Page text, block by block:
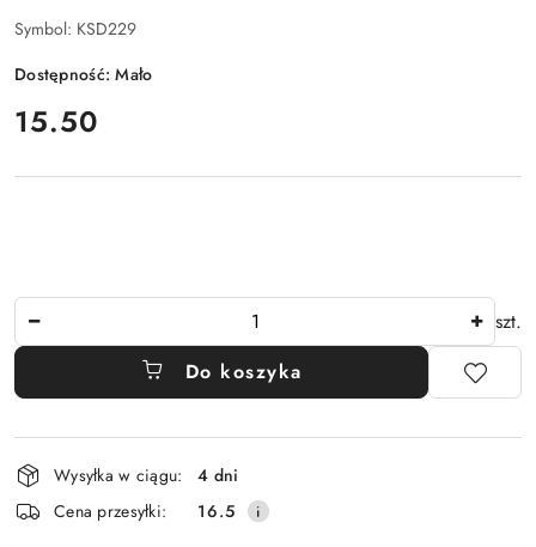
Symbol: KSD229
Dostępność:Mało
cena:
15.50
szt.
Do koszyka
Dostępność
i
dostawa
Wysyłka w ciągu:
4 dni
Cena przesyłki:
16.5